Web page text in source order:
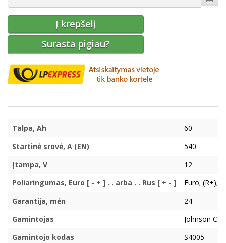
Į krepšelį
Surasta pigiau?
Talpa, Ah
60
Startinė srovė, A (EN)
540
Įtampa, V
12
Poliaringumas, Euro [ - + ] . . arba . . Rus [ + - ]
Euro; (R+); (
Garantija, mėn
24
Gamintojas
Johnson
Gamintojo kodas
S4005